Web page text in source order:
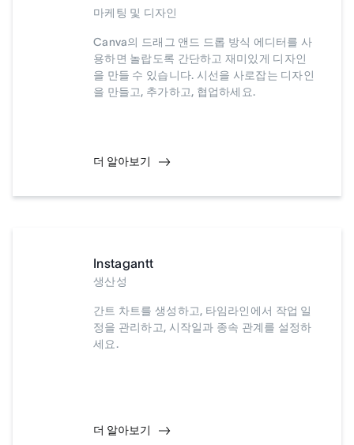
마케팅 및 디자인
Canva의 드래그 앤드 드롭 방식 에디터를 사
용하면 놀랍도록 간단하고 재미있게 디자인
을 만들 수 있습니다. 시선을 사로잡는 디자인
을 만들고, 추가하고, 협업하세요.
더 알아보기
Instagantt
생산성
간트 차트를 생성하고, 타임라인에서 작업 일
정을 관리하고, 시작일과 종속 관계를 설정하
세요.
더 알아보기